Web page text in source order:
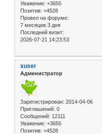
Уважение: +3655
Позитив: +4528
Провел на форуме:
7 месяцев 3 дня
Последний визит:
2026-07-21 14:23:53
xuser
Администратор
Зарегистрирован: 2014-04-06
Приглашений: 0
Сообщений: 12111
Уважение: +3655
Позитив: +4528